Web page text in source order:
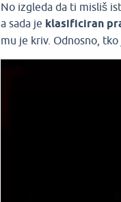
No izgleda da ti misliš
a sada je klasificiran
mu je kriv. Odnosno, tko